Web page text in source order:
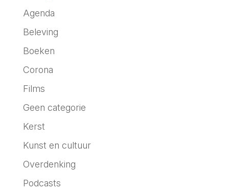
Agenda
Beleving
Boeken
Corona
Films
Geen categorie
Kerst
Kunst en cultuur
Overdenking
Podcasts